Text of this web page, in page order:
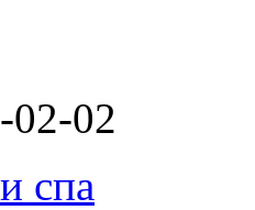
02-02
спа